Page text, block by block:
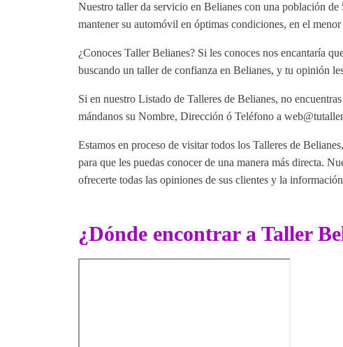
Nuestro taller da servicio en Belianes con una población
mantener su automóvil en óptimas condiciones, en el
¿Conoces Taller Belianes? Si les conoces nos encantaría
buscando un taller de confianza en Belianes, y tu opinión
Si en nuestro Listado de Talleres de Belianes, no
mándanos su Nombre, Dirección ó Teléfono a
Estamos en proceso de visitar todos los Talleres de
para que les puedas conocer de una manera más directa.
ofrecerte todas las opiniones de sus clientes y la
¿Dónde encontrar a Taller